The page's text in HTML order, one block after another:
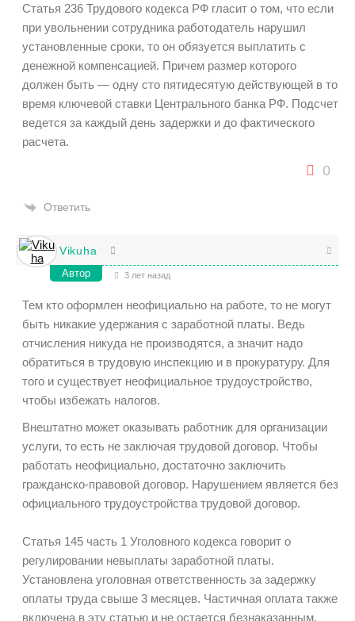
Статья 236 Трудового кодекса РФ гласит о том, что если
при увольнении сотрудника работодатель нарушил
установленные сроки, то он обязуется выплатить с
денежной компенсацией. Причем размер которого
должен быть — одну сто пятидесятую действующей в то
время ключевой ставки Центрального банка РФ. Подсчет
ведется за каждый день задержки и до фактического
расчета.
0
Ответить
Vikuha
Автор 3 лет назад
Тем кто оформлен неофициально на работе, то не могут
быть никакие удержания с заработной платы. Ведь
отчисления никуда не производятся, а значит надо
обратиться в трудовую инспекцию и в прокуратуру. Для
того и существует неофициальное трудоустройство,
чтобы избежать налогов.
Внештатно может оказывать работник для организации
услуги, то есть не заключая трудовой договор. Чтобы
работать неофициально, достаточно заключить
гражданско-правовой договор. Нарушением является без
официального трудоустройства трудовой договор.
Статья 145 часть 1 Уголовного кодекса говорит о
регулировании невыплаты заработной платы.
Установлена уголовная ответственность за задержку
оплаты труда свыше 3 месяцев. Частичная оплата также
включена в эту статью и не остается безнаказанным.